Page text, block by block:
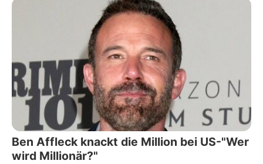
Ben Affleck knackt die Million bei US-"Wer
wird Millionär?"